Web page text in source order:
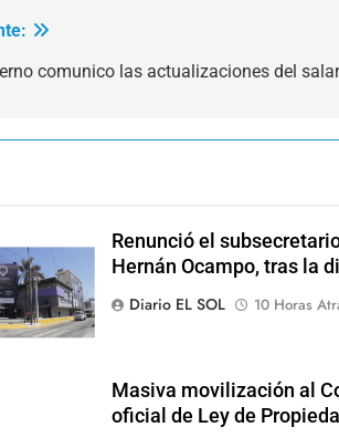
comunico las actualizaciones del
Renunció el
Hernán Ocampo, tras la
Diario EL SOL
10 Horas
Masiva movilización al
oficial de Ley de